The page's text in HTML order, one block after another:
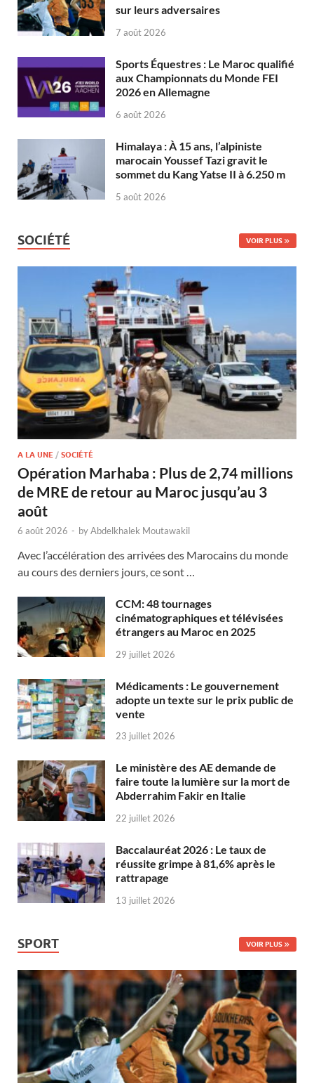
sur leurs adversaires
7 août 2026
Sports Équestres : Le Maroc qualifié
aux Championnats du Monde FEI
2026 en Allemagne
6 août 2026
Himalaya : À 15 ans, l’alpiniste
marocain Youssef Tazi gravit le
sommet du Kang Yatse II à 6.250 m
5 août 2026
SOCIÉTÉ VOIR PLUS
A LA UNE / SOCIÉTÉ
Opération Marhaba : Plus de 2,74 millions
de MRE de retour au Maroc jusqu’au 3
août
6 août 2026 - byAbdelkhalek Moutawakil
Avec l’accélération des arrivées des Marocains du monde
au cours des derniers jours, ce sont …
CCM: 48 tournages
cinématographiques et télévisées
étrangers au Maroc en 2025
29 juillet 2026
Médicaments : Le gouvernement
adopte un texte sur le prix public de
vente
23 juillet 2026
Le ministère des AE demande de
faire toute la lumière sur la mort de
Abderrahim Fakir en Italie
22 juillet 2026
Baccalauréat 2026 : Le taux de
réussite grimpe à 81,6% après le
rattrapage
13 juillet 2026
SPORT VOIR PLUS